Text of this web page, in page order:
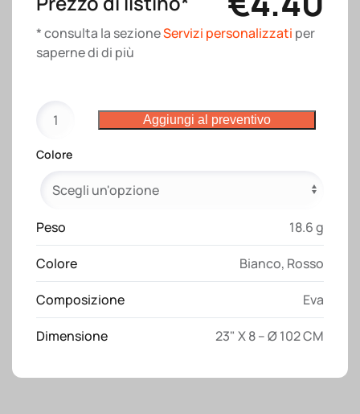
* consulta la sezioneServizi personalizzati per
saperne di di più
automatico
in
con
in
metallo
e
manico
curvo
in
plastica
Aggiungi al preventivo
Colore
Peso 18.6 g
Colore Bianco, Rosso
Composizione Eva
Dimensione 23" X 8 – Ø 102 CM